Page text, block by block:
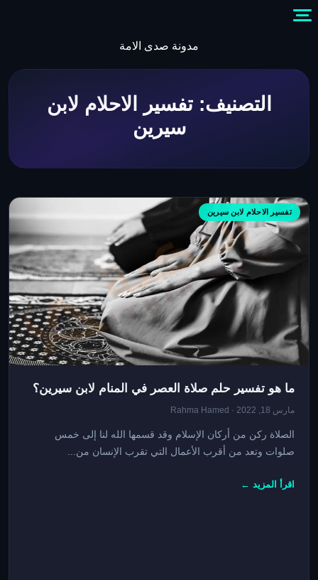
content
مدونة صدى الامة
التصنيف:تفسير الاحلام لابن
سيرين
تفسير الاحلام لابن سيرين
ما هو تفسير حلم صلاة العصر في المنام لابن سيرين؟
مارس 18, 2022 · Rahma Hamed
الصلاة ركن من أركان الإسلام وقد قسمها الله لنا إلى خمس
صلوات وتعد من أقرب الأعمال التي تقرب الإنسان من...
اقرأ المزيد ←